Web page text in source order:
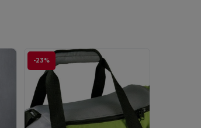
-23%